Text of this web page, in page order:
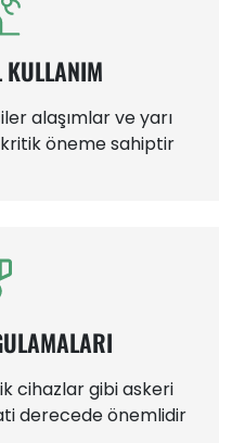
KULLANIM
alaşımlar ve yarı
öneme sahiptir
cihazlar gibi askeri
derecede önemlidir